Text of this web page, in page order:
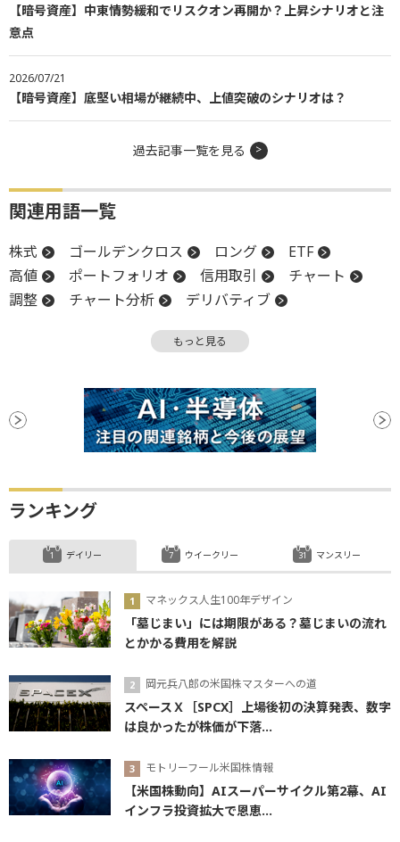
【暗号資産】中東情勢緩和でリスクオン再開か？上昇シナリオと注
意点
2026/07/21
【暗号資産】底堅い相場が継続中、上値突破のシナリオは？
過去記事一覧を見る
関連用語一覧
株式 ゴールデンクロス ロング
ETF
高値
ポートフォリオ 信用取引
チャート
調整
チャート分析
デリバティブ
ビットコイン
もっと見る
ランキング
デイリー
マネックス人生100年デザイン
「墓じまい」には期限がある？墓じまいの流れ
とかかる費用を解説
岡元兵八郎の米国株マスターへの道
スペースＸ［SPCX］上場後初の決算発表、数字
は良かったが株価が下落...
モトリーフール米国株情報
【米国株動向】AIスーパーサイクル第2幕、AI
インフラ投資拡大で恩恵...
ウイークリー マンスリー